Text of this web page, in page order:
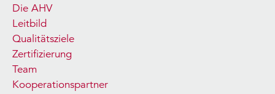
Die AHV
Leitbild
Qualitätsziele
Zertifizierung
Team
Kooperationspartner